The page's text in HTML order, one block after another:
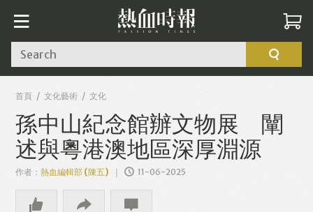
Search
首頁 文化藝術 文化
孫中山紀念館辦文物展 闡
述與粵港澳地區深厚淵源
作者：熱血編輯部 (陳五) 11-06-2025